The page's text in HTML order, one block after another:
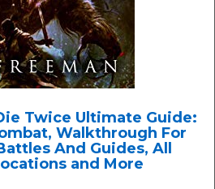
Twice Ultimate Guide:
Walkthrough For
And Guides, All
and More